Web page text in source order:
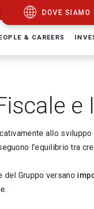
DOVE SIAMO
& CAREERS
e
allo
l’equilibrio tra
del Gruppo versano